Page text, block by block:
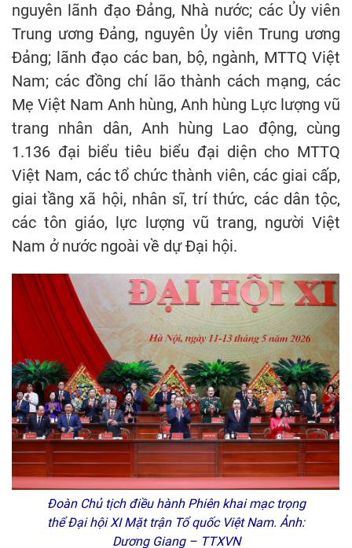
nguyên lãnh đạo Đảng, Nhà nước; các Ủy viên
Trung ương Đảng, nguyên Ủy viên Trung ương
Đảng; lãnh đạo các ban, bộ, ngành, MTTQ Việt
Nam; các đồng chí lão thành cách mạng, các
Mẹ Việt Nam Anh hùng, Anh hùng Lực lượng vũ
trang nhân dân, Anh hùng Lao động, cùng
1.136 đại biểu tiêu biểu đại diện cho MTTQ
Việt Nam, các tổ chức thành viên, các giai cấp,
giai tầng xã hội, nhân sĩ, trí thức, các dân tộc,
các tôn giáo, lực lượng vũ trang, người Việt
Nam ở nước ngoài về dự Đại hội.
Đoàn Chủ tịch điều hành Phiên khai mạc trọng
thể Đại hội XI Mặt trận Tổ quốc Việt Nam. Ảnh:
Dương Giang – TTXVN